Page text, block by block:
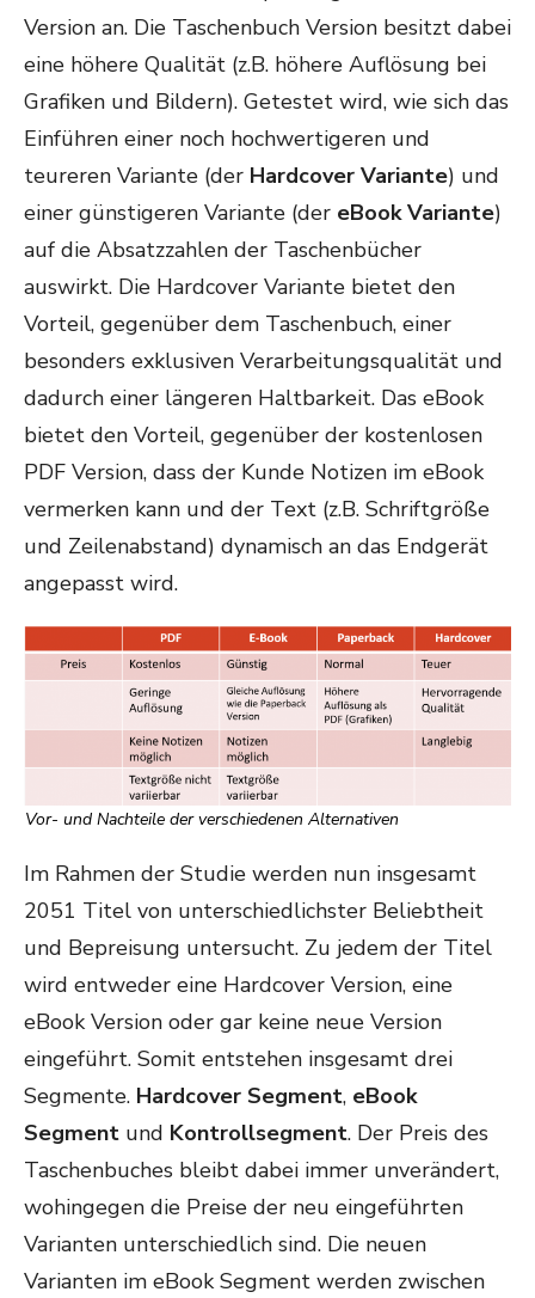
Version an. Die Taschenbuch Version besitzt dabei
eine höhere Qualität (z.B. höhere Auflösung bei
Grafiken und Bildern). Getestet wird, wie sich das
Einführen einer noch hochwertigeren und
teureren Variante (der Hardcover Variante) und
einer günstigeren Variante (der eBook Variante)
auf die Absatzzahlen der Taschenbücher
auswirkt. Die Hardcover Variante bietet den
Vorteil, gegenüber dem Taschenbuch, einer
besonders exklusiven Verarbeitungsqualität und
dadurch einer längeren Haltbarkeit. Das eBook
bietet den Vorteil, gegenüber der kostenlosen
PDF Version, dass der Kunde Notizen im eBook
vermerken kann und der Text (z.B. Schriftgröße
und Zeilenabstand) dynamisch an das Endgerät
angepasst wird.
Vor- und Nachteile der verschiedenen Alternativen
Im Rahmen der Studie werden nun insgesamt
2051 Titel von unterschiedlichster Beliebtheit
und Bepreisung untersucht. Zu jedem der Titel
wird entweder eine Hardcover Version, eine
eBook Version oder gar keine neue Version
eingeführt. Somit entstehen insgesamt drei
Segmente. Hardcover Segment, eBook
Segment und Kontrollsegment. Der Preis des
Taschenbuches bleibt dabei immer unverändert,
wohingegen die Preise der neu eingeführten
Varianten unterschiedlich sind. Die neuen
Varianten im eBook Segment werden zwischen